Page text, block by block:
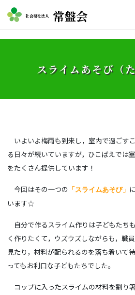
社会福祉法人 常盤会
スライムあそび（
いよいよ梅雨も到来し，室内で過ごす
る日々が続いていますが，ひこばえでは
をたくさん提供しています！
今回はその一つの 「スライムあそび」
います☆
自分で作るスライム作りは子どもたち
く作りたくて，ウズウズしながらも，職
見たり，材料が配られるのを落ち着いて
ってもお利口な子どもたちでした。
コップに入ったスライムの材料を割り